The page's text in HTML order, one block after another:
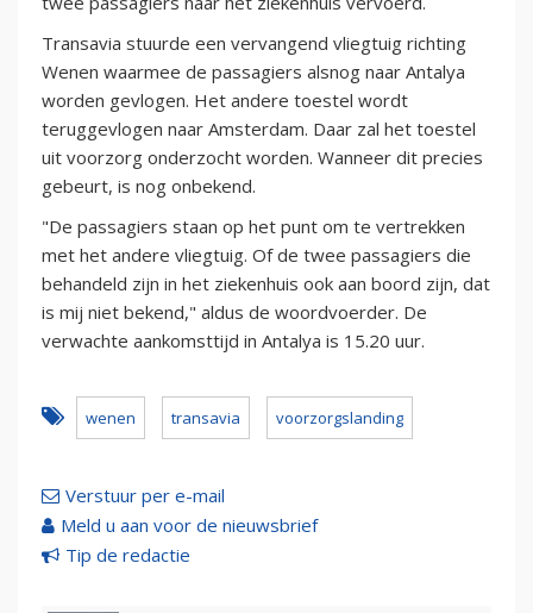
Transavia stuurde een vervangend vliegtuig richting
Wenen waarmee de passagiers alsnog naar Antalya
worden gevlogen. Het andere toestel wordt
teruggevlogen naar Amsterdam. Daar zal het toestel
uit voorzorg onderzocht worden. Wanneer dit precies
gebeurt, is nog onbekend.
"De passagiers staan op het punt om te vertrekken
met het andere vliegtuig. Of de twee passagiers die
behandeld zijn in het ziekenhuis ook aan boord zijn, dat
is mij niet bekend," aldus de woordvoerder. De
verwachte aankomsttijd in Antalya is 15.20 uur.
wenen transavia voorzorgslanding
Verstuur per e-mail
Meld u aan voor de nieuwsbrief
Tip de redactie